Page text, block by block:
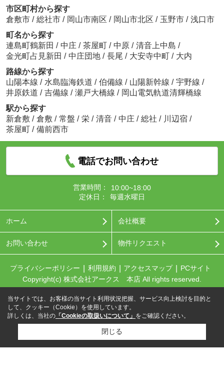
市区町村から探す
倉敷市 / 総社市 / 岡山市南区 / 岡山市北区 / 玉野市 / 浅口市
町名から探す
連島町鶴新田 / 中庄 / 茶屋町 / 中原 / 清音上中島 /
金光町占見新田 / 中庄団地 / 長尾 / 大安寺中町 / 大内
路線から探す
山陽本線 / 水島臨海鉄道 / 伯備線 / 山陽新幹線 / 宇野線 /
井原鉄道 / 吉備線 / 瀬戸大橋線 / 岡山電気軌道清輝橋線
駅から探す
新倉敷 / 倉敷 / 常盤 / 栄 / 清音 / 中庄 / 総社 / 川辺宿 /
茶屋町
/ 備前西市
電話でお問い合わせ
営業時間：
10:00~18:00
定休日：
毎週水曜日
ホーム 会社概要
お問い合わせ 物件リクエスト
プライバシーポリシー 利用規約 アクセスマップ
PCサイト
Copyright(c) 株式会社アークス 本店 All rights reserved.
当サイトでは、お客様の当サイト利用状況把握、サービス向上検討を目的と
して、クッキー（Cookie）を使用しています。
詳しくは、当社の 「Cookieの取扱いについて」 をご確認ください。
閉じる